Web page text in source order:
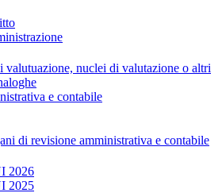
valutuazione, nuclei di valutazione o altri
e contabile
di revisione amministrativa e contabile
2026
2025